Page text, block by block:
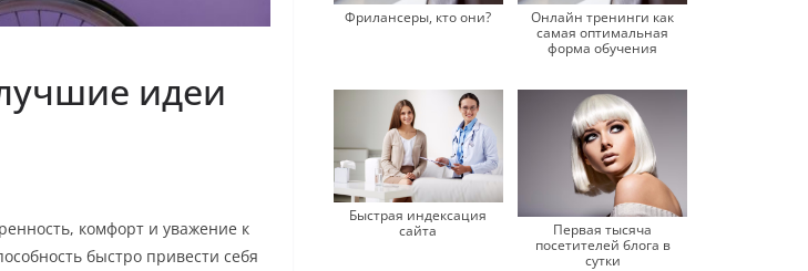
идеи
комфорт и уважение к
быстро привести себя
Фрилансеры, кто они?
Онлайн тренинги как
самая оптимальная
форма обучения
Быстрая индексация
сайта
Первая тысяча
посетителей блога в
сутки